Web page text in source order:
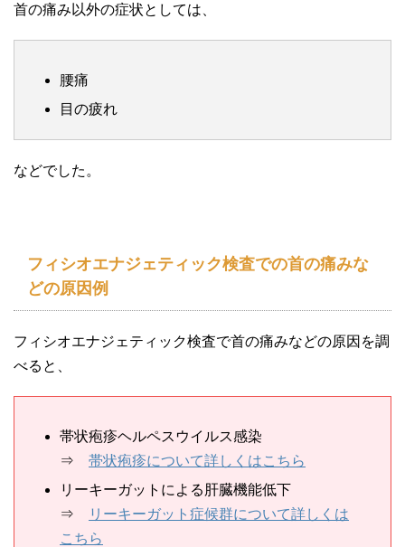
首の痛み以外の症状としては、
腰痛
目の疲れ
などでした。
フィシオエナジェティック検査での首の痛みな
どの原因例
フィシオエナジェティック検査で首の痛みなどの原因を調
べると、
帯状疱疹ヘルペスウイルス感染
⇒ 帯状疱疹について詳しくはこちら
リーキーガットによる肝臓機能低下
⇒
リーキーガット症候群について詳しくは
こちら